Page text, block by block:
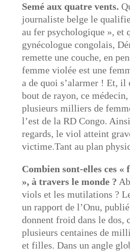
Semé aux quatre vents.
journaliste belge le
au fer psychologique », et
gynécologue congolais,
remette une couche, en
femme violée est une
a de quoi s’alarmer ! Et, il
bout de rayon, ce
plusieurs milliers de
l’est de la RD Congo.
regards, le viol atteint
victime.Tant au plan
Combien sont-elles ces «
», à travers le monde ?
viols et les mutilations ?
un rapport de l’Onu,
donnent froid dans le dos,
plusieurs centaines de
et filles. Dans un angle